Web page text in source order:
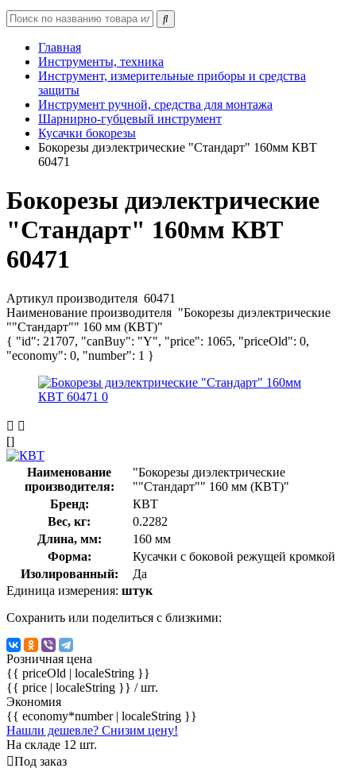
Главная
Инструменты, техника
Инструмент, измерительные приборы и средства
защиты
Инструмент ручной, средства для монтажа
Шарнирно-губцевый инструмент
Кусачки бокорезы
Бокорезы диэлектрические "Стандарт" 160мм КВТ
60471
Бокорезы диэлектрические
"Стандарт" 160мм КВТ
60471
Артикул производителя 60471
Наименование производителя "Бокорезы диэлектрические
""Стандарт"" 160 мм (КВТ)"
{ "id": 21707, "canBuy": "Y", "price": 1065, "priceOld": 0,
"economy": 0, "number": 1 }
[]
Наименование
производителя:
"Бокорезы диэлектрические
""Стандарт"" 160 мм (КВТ)"
Бренд:
КВТ
Вес, кг:
0.2282
Длина, мм:
160 мм
Форма:
Кусачки с боковой режущей кромкой
Изолированный:
Да
Единица измерения: штук
Сохранить или поделиться с близкими:
Розничная цена
{{ priceOld | localeString }}
{{ price | localeString }} / шт.
Экономия
{{ economy*number | localeString }}
Нашли дешевле? Снизим цену!
На складе 12 шт.
Под заказ